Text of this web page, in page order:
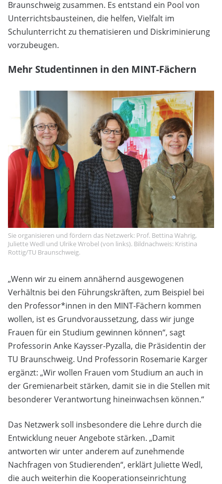
Braunschweig zusammen. Es entstand ein Pool von
Unterrichtsbausteinen, die helfen, Vielfalt im
Schulunterricht zu thematisieren und Diskriminierung
vorzubeugen.
Mehr Studentinnen in den MINT-Fächern
Sie organisieren und fördern das Netzwerk: Prof. Bettina Wahrig,
Juliette Wedl und Ulrike Wrobel (von links). Bildnachweis: Kristina
Rottig/TU Braunschweig.
„Wenn wir zu einem annähernd ausgewogenen
Verhältnis bei den Führungskräften, zum Beispiel bei
den Professor*innen in den MINT-Fächern kommen
wollen, ist es Grundvoraussetzung, dass wir junge
Frauen für ein Studium gewinnen können“, sagt
Professorin Anke Kaysser-Pyzalla, die Präsidentin der
TU Braunschweig. Und Professorin Rosemarie Karger
ergänzt: „Wir wollen Frauen vom Studium an auch in
der Gremienarbeit stärken, damit sie in die Stellen mit
besonderer Verantwortung hineinwachsen können.“
Das Netzwerk soll insbesondere die Lehre durch die
Entwicklung neuer Angebote stärken. „Damit
antworten wir unter anderem auf zunehmende
Nachfragen von Studierenden“, erklärt Juliette Wedl,
die auch weiterhin die Kooperationseinrichtung